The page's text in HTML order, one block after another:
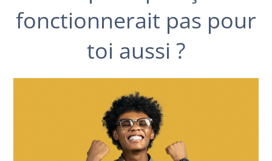
fonctionnerait pas pour
toi aussi ?